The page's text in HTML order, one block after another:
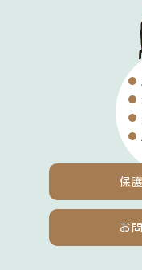
お
保